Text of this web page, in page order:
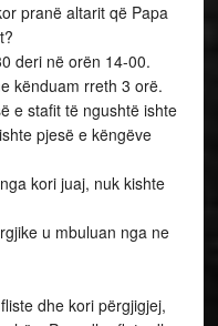
pranë altarit që Papa
deri në orën 14-00.
kënduam rreth 3 orë.
e stafit të ngushtë ishte
pjesë e këngëve
kori juaj, nuk kishte
u mbuluan nga ne
dhe kori përgjigjej,